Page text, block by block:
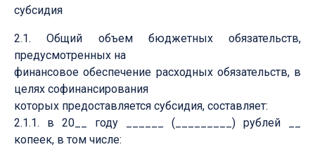
субсидия
2.1. Общий объем бюджетных обязательств,
предусмотренных на
финансовое обеспечение расходных обязательств, в
целях софинансирования
которых предоставляется субсидия, составляет:
2.1.1. в 20__ году ______ (_________) рублей __
копеек, в том числе: